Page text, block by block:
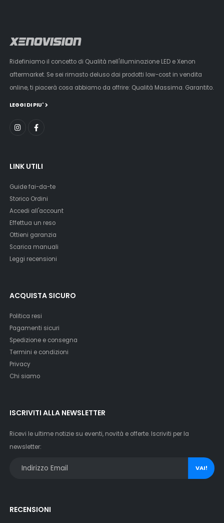
Ridefiniamo il concetto di Qualità nell'illuminazione LED e Xenon
aftermarket. Se sei rimasto deluso dai prodotti low-cost in vendita
online, ti piacerà cosa abbiamo da offrire: Qualità Massima. Garantito.
LEGGI DI PIU'
LINK UTILI
Guide fai-da-te
Storico Ordini
Accedi all'account
Effettua un reso
Ottieni garanzia
Scarica manuali
Leggi recensioni
ACQUISTA SICURO
Politica resi
Pagamenti sicuri
Spedizione e consegna
Termini e condizioni
Privacy
Chi siamo
ISCRIVITI ALLA NEWSLETTER
Ricevi le ultime notizie su eventi, novità e offerte. Iscriviti per la
newsletter:
VAI!
RECENSIONI